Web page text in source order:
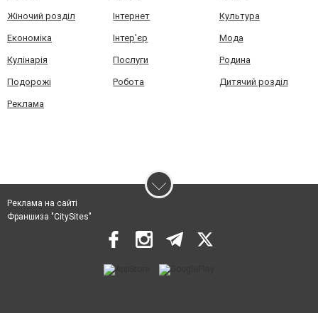
Жіночий розділ Інтернет Культура
Економіка Інтер'єр Мода
Кулінарія Послуги Родина
Подорожі Робота Дитячий розділ
Реклама
Реклама на сайті
Франшиза "CitySites"